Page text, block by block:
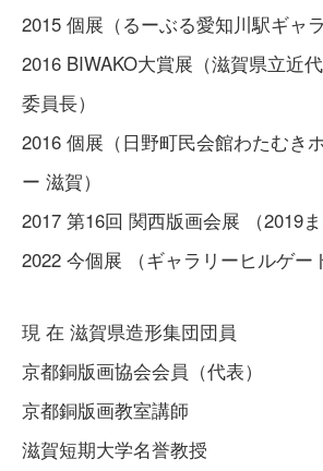
2015 個展（るーぶる愛知川駅ギャ
2016 BIWAKO大賞展（滋賀県立近
委員長）
2016 個展（日野町民会館わたむき
ー 滋賀）
2017 第16回 関西版画会展 （2019ま
2022 今個展 （ギャラリーヒルゲー
現 在 滋賀県造形集団団員
京都銅版画協会会員（代表）
京都銅版画教室講師
滋賀短期大学名誉教授